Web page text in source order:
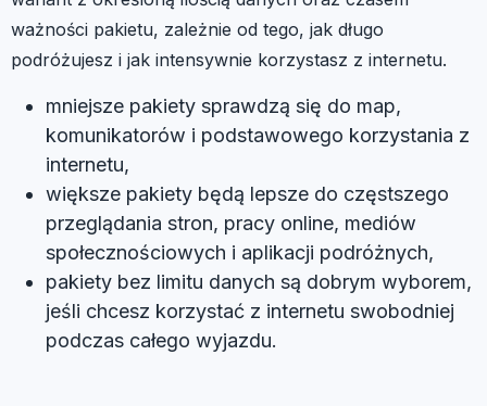
ważności pakietu, zależnie od tego, jak długo
podróżujesz i jak intensywnie korzystasz z internetu.
mniejsze pakiety sprawdzą się do map,
komunikatorów i podstawowego korzystania z
internetu,
większe pakiety będą lepsze do częstszego
przeglądania stron, pracy online, mediów
społecznościowych i aplikacji podróżnych,
pakiety bez limitu danych są dobrym wyborem,
jeśli chcesz korzystać z internetu swobodniej
podczas całego wyjazdu.